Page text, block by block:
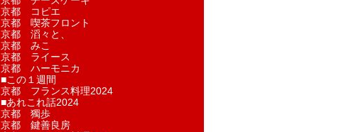
京都 コピエ
京都 喫茶フロント
京都 滔々と、
京都 みこ
京都 ライース
京都 ハーモニカ
■この１週間
京都 フランス料理2024
■あれこれ話2024
京都 獨歩
京都 鍵善良房